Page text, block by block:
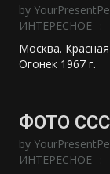
by
ИНТЕРЕСНОЕ
Москва.
Огонек 1967 г.
ФОТО
by
ИНТЕРЕСНОЕ